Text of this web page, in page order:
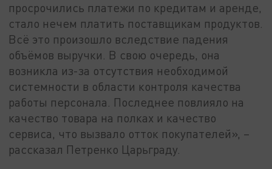
просрочились платежи по кредитам и аренде,
стало нечем платить поставщикам продуктов.
Всё это произошло вследствие падения
объёмов выручки. В свою очередь, она
возникла из-за отсутствия необходимой
системности в области контроля качества
работы персонала. Последнее повлияло на
качество товара на полках и качество
сервиса, что вызвало отток покупателей», –
рассказал Петренко Царьграду.